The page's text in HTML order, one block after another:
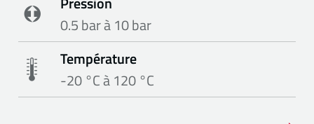
0.5 bar à 10 bar
Température
-20 °C à 120 °C